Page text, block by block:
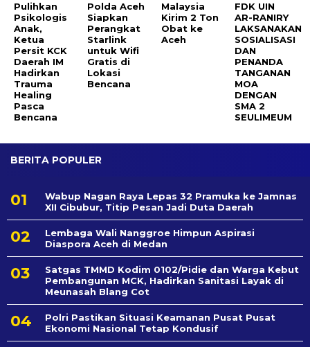
Pulihkan
Psikologis
Anak,
Ketua
Persit KCK
Daerah IM
Hadirkan
Trauma
Healing
Pasca
Bencana
Polda Aceh
Siapkan
Perangkat
Starlink
untuk Wifi
Gratis di
Lokasi
Bencana
Malaysia
Kirim 2 Ton
Obat ke
Aceh
FDK UIN
AR-RANIRY
LAKSANAKAN
SOSIALISASI
DAN
PENANDA
TANGANAN
MOA
DENGAN
SMA 2
SEULIMEUM
BERITA POPULER
Wabup Nagan Raya Lepas 32 Pramuka ke Jamnas
XII Cibubur, Titip Pesan Jadi Duta Daerah
Lembaga Wali Nanggroe Himpun Aspirasi
Diaspora Aceh di Medan
Satgas TMMD Kodim 0102/Pidie dan Warga Kebut
Pembangunan MCK, Hadirkan Sanitasi Layak di
Meunasah Blang Cot
Polri Pastikan Situasi Keamanan Pusat Pusat
Ekonomi Nasional Tetap Kondusif